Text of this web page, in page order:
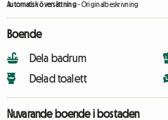
Automatisk översättning-Originalbeskrivning
Boende
Dela badrum
Delad toalett
Nuvarande boende i bostaden